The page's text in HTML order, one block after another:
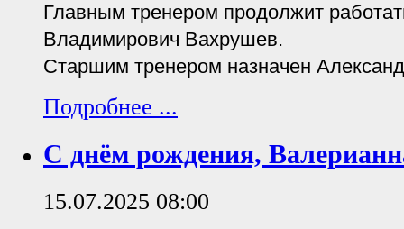
Главным тренером продолжит
Владимирович Вахрушев.
Старшим тренером назначен
Подробнее ...
С днём рождения,
15.07.2025 08:00